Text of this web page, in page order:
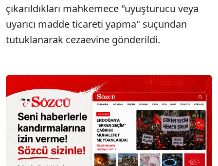
çıkarıldıkları mahkemece "uyuşturucu veya
uyarıcı madde ticareti yapma" suçundan
tutuklanarak cezaevine gönderildi.